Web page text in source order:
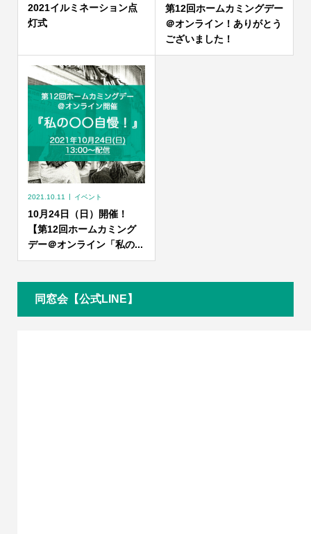
2021イルミネーション点
灯式
第12回ホームカミングデー
＠オンライン！ありがとう
ございました！
2021.10.11 イベント
10月24日（日）開催！
【第12回ホームカミング
デー＠オンライン「私の...
同窓会【公式LINE】